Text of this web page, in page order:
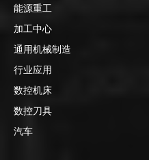
能源重工
加工中心
通用机械制造
行业应用
数控机床
数控刀具
汽车